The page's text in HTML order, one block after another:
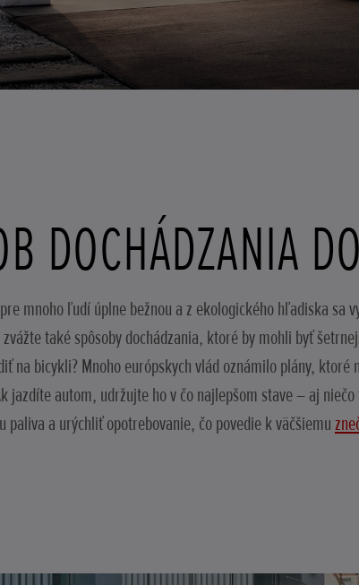
DOCHÁDZANIA
mnoho ľudí úplne bežnou a z ekologického hľadiska sa
také spôsoby dochádzania, ktoré by mohli byť
na bicykli? Mnoho európskych vlád oznámilo plány,
jazdíte autom, udržujte ho v čo najlepšom stave – aj
paliva a urýchliť opotrebovanie, čo povedie k väčšiemu